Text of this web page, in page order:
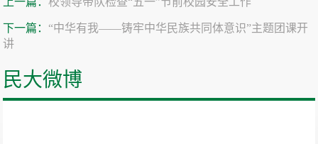
下一篇： “中华有我——铸牢中华民族共同体意识”主题团课开
讲
民大微博